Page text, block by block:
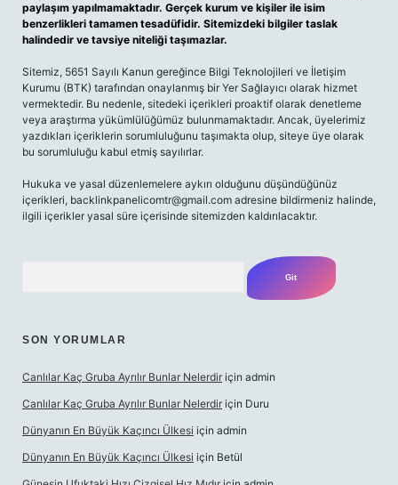
paylaşım yapılmamaktadır. Gerçek kurum ve kişiler ile isim
benzerlikleri tamamen tesadüfidir. Sitemizdeki bilgiler taslak
halindedir ve tavsiye niteliği taşımazlar.
Sitemiz, 5651 Sayılı Kanun gereğince Bilgi Teknolojileri ve İletişim
Kurumu (BTK) tarafından onaylanmış bir Yer Sağlayıcı olarak hizmet
vermektedir. Bu nedenle, sitedeki içerikleri proaktif olarak denetleme
veya araştırma yükümlülüğümüz bulunmamaktadır. Ancak, üyelerimiz
yazdıkları içeriklerin sorumluluğunu taşımakta olup, siteye üye olarak
bu sorumluluğu kabul etmiş sayılırlar.
Hukuka ve yasal düzenlemelere aykırı olduğunu düşündüğünüz
içerikleri, backlinkpanelicomtr@gmail.com adresine bildirmeniz halinde,
ilgili içerikler yasal süre içerisinde sitemizden kaldırılacaktır.
SON YORUMLAR
Canlılar Kaç Gruba Ayrılır Bunlar Nelerdir için admin
Canlılar Kaç Gruba Ayrılır Bunlar Nelerdir için Duru
Dünyanın En Büyük Kaçıncı Ülkesi için admin
Dünyanın En Büyük Kaçıncı Ülkesi için Betül